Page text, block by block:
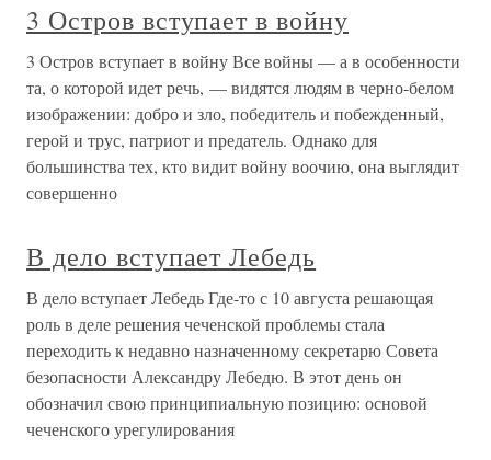
3 Остров вступает в войну
3 Остров вступает в войну Все войны — а в особенности
та, о которой идет речь, — видятся людям в черно-белом
изображении: добро и зло, победитель и побежденный,
герой и трус, патриот и предатель. Однако для
большинства тех, кто видит войну воочию, она выглядит
совершенно
В дело вступает Лебедь
В дело вступает Лебедь Где-то с 10 августа решающая
роль в деле решения чеченской проблемы стала
переходить к недавно назначенному секретарю Совета
безопасности Александру Лебедю. В этот день он
обозначил свою принципиальную позицию: основой
чеченского урегулирования